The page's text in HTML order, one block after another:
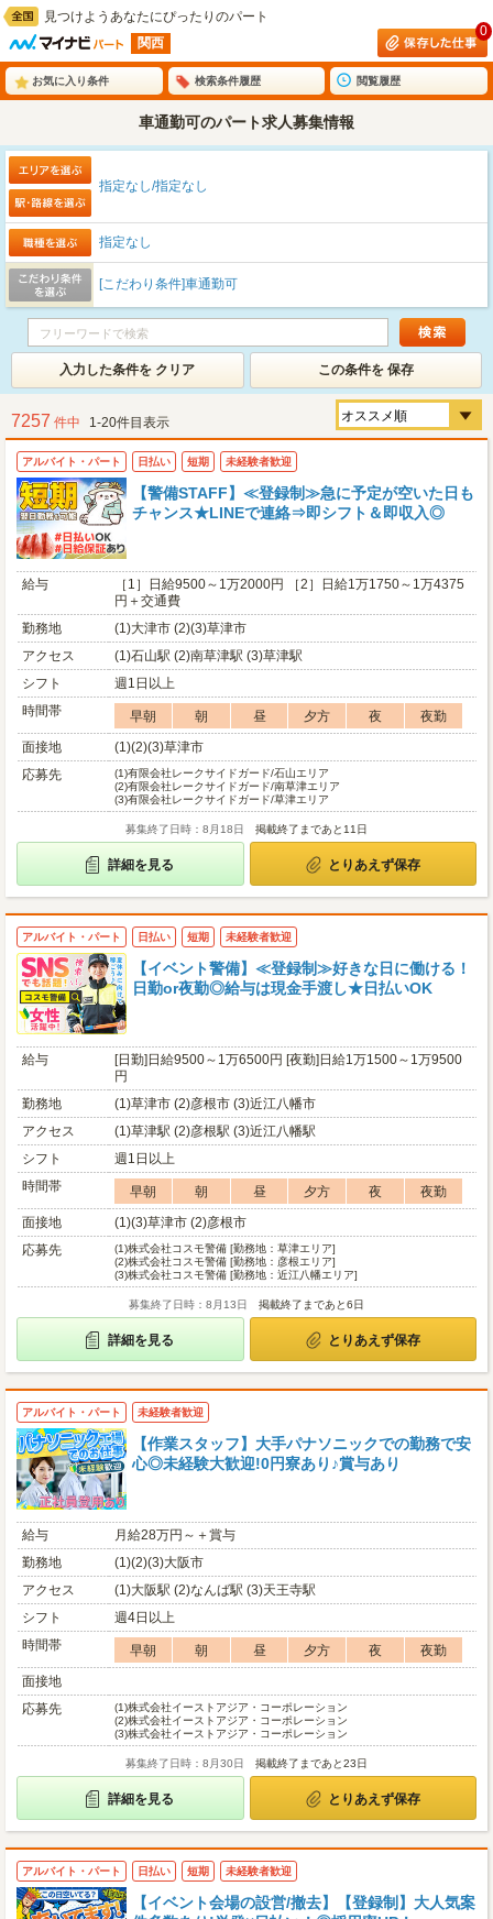
見つけようあなたにぴったりのパート
関西
0
お気に入り条件 検索条件履歴 閲覧履歴
車通勤可のパート求人募集情報
指定なし/指定なし
指定なし
[こだわり条件]車通勤可
入力した条件を クリア この条件を 保存
7257 件中 1-20件目表示
アルバイト・パート 日払い 短期 未経験者歓迎
【警備STAFF】≪登録制≫急に予定が空いた日も
チャンス★LINEで連絡⇒即シフト＆即収入◎
給与
［1］日給9500～1万2000円 ［2］日給1万1750～1万4375
円＋交通費
勤務地
(1)大津市 (2)(3)草津市
アクセス
(1)石山駅 (2)南草津駅 (3)草津駅
シフト
週1日以上
時間帯
早朝 朝 昼 夕方 夜
夜勤
面接地
(1)(2)(3)草津市
応募先
(1)有限会社レークサイドガード/石山エリア
(2)有限会社レークサイドガード/南草津エリア
(3)有限会社レークサイドガード/草津エリア
募集終了日時：8月18日 掲載終了まであと11日
詳細を見る とりあえず保存
アルバイト・パート 日払い 短期 未経験者歓迎
【イベント警備】≪登録制≫好きな日に働ける！
日勤or夜勤◎給与は現金手渡し★日払いOK
給与
[日勤]日給9500～1万6500円 [夜勤]日給1万1500～1万9500
円
勤務地
(1)草津市 (2)彦根市 (3)近江八幡市
アクセス
(1)草津駅 (2)彦根駅 (3)近江八幡駅
シフト
週1日以上
時間帯
早朝 朝 昼 夕方 夜
夜勤
面接地
(1)(3)草津市 (2)彦根市
応募先
(1)株式会社コスモ警備 [勤務地：草津エリア]
(2)株式会社コスモ警備 [勤務地：彦根エリア]
(3)株式会社コスモ警備 [勤務地：近江八幡エリア]
募集終了日時：8月13日 掲載終了まであと6日
詳細を見る とりあえず保存
アルバイト・パート 未経験者歓迎
【作業スタッフ】大手パナソニックでの勤務で安
心◎未経験大歓迎!0円寮あり♪賞与あり
給与
月給28万円～＋賞与
勤務地
(1)(2)(3)大阪市
アクセス
(1)大阪駅 (2)なんば駅 (3)天王寺駅
シフト
週4日以上
時間帯
早朝 朝 昼 夕方 夜
夜勤
面接地
応募先
(1)株式会社イーストアジア・コーポレーション
(2)株式会社イーストアジア・コーポレーション
(3)株式会社イーストアジア・コーポレーション
募集終了日時：8月30日 掲載終了まであと23日
詳細を見る とりあえず保存
アルバイト・パート 日払い 短期 未経験者歓迎
【イベント会場の設営/撤去】【登録制】大人気案